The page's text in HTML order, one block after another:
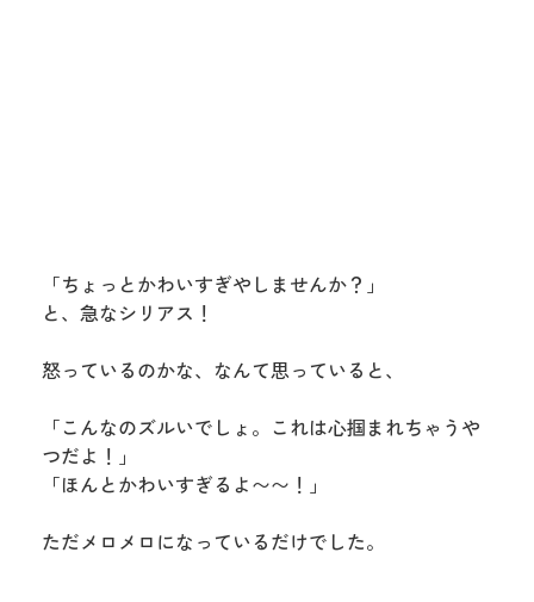
「ちょっとかわいすぎやしませんか？」
と、急なシリアス！
怒っているのかな、なんて思っていると、
「こんなのズルいでしょ。これは心掴まれちゃうや
つだよ！」
「ほんとかわいすぎるよ〜〜！」
ただメロメロになっているだけでした。